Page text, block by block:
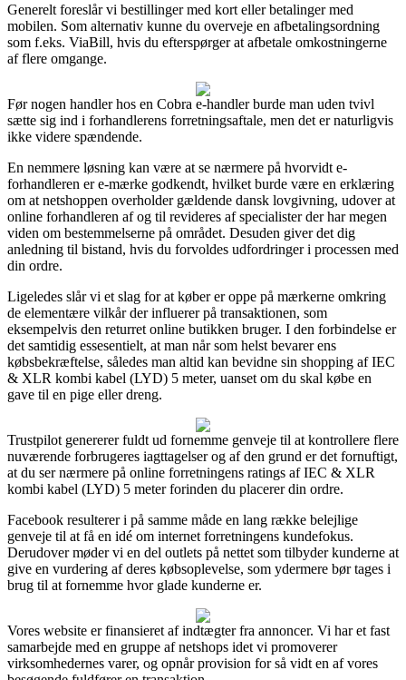
Generelt foreslår vi bestillinger med kort eller betalinger med
mobilen. Som alternativ kunne du overveje en afbetalingsordning
som f.eks. ViaBill, hvis du efterspørger at afbetale omkostningerne
af flere omgange.
Før nogen handler hos en Cobra e-handler burde man uden tvivl
sætte sig ind i forhandlerens forretningsaftale, men det er naturligvis
ikke videre spændende.
En nemmere løsning kan være at se nærmere på hvorvidt e-
forhandleren er e-mærke godkendt, hvilket burde være en erklæring
om at netshoppen overholder gældende dansk lovgivning, udover at
online forhandleren af og til revideres af specialister der har megen
viden om bestemmelserne på området. Desuden giver det dig
anledning til bistand, hvis du forvoldes udfordringer i processen med
din ordre.
Ligeledes slår vi et slag for at køber er oppe på mærkerne omkring
de elementære vilkår der influerer på transaktionen, som
eksempelvis den returret online butikken bruger. I den forbindelse er
det samtidig essesentielt, at man når som helst bevarer ens
købsbekræftelse, således man altid kan bevidne sin shopping af IEC
& XLR kombi kabel (LYD) 5 meter, uanset om du skal købe en
gave til en pige eller dreng.
Trustpilot genererer fuldt ud fornemme genveje til at kontrollere flere
nuværende forbrugeres iagttagelser og af den grund er det fornuftigt,
at du ser nærmere på online forretningens ratings af IEC & XLR
kombi kabel (LYD) 5 meter forinden du placerer din ordre.
Facebook resulterer i på samme måde en lang række belejlige
genveje til at få en idé om internet forretningens kundefokus.
Derudover møder vi en del outlets på nettet som tilbyder kunderne at
give en vurdering af deres købsoplevelse, som ydermere bør tages i
brug til at fornemme hvor glade kunderne er.
Vores website er finansieret af indtægter fra annoncer. Vi har et fast
samarbejde med en gruppe af netshops idet vi promoverer
virksomhedernes varer, og opnår provision for så vidt en af vores